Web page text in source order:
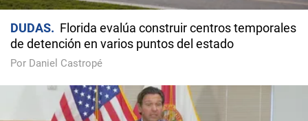
DUDAS
Florida evalúa construir centros temporales
de detención en varios puntos del estado
Por Daniel Castropé